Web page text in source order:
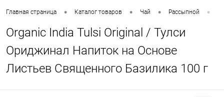
Главная страница • Каталог товаров • Чай • Рассыпной •
Organic India Tulsi Original / Тулси
Ориджинал Напиток на Основе
Листьев Священного Базилика 100 г